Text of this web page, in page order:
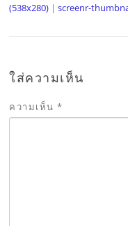
(538x280) |screenr-
ใส่ความเห็น
ความเห็น*